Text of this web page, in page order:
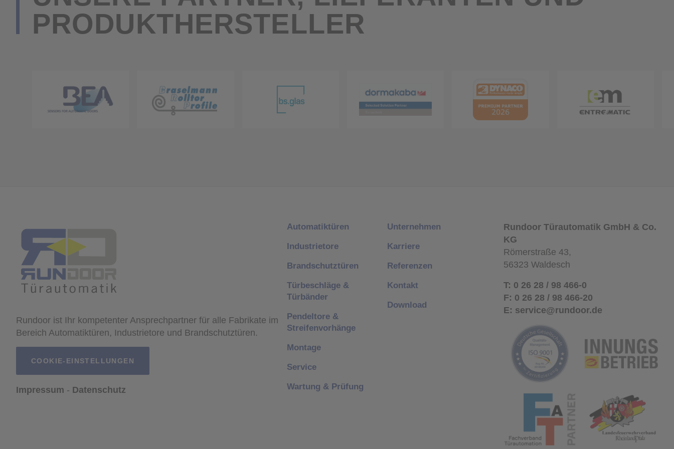
PRODUKTHERSTELLER
Rundoor ist Ihr kompetenter Ansprechpartner für alle Fabrikate im
Bereich Automatiktüren, Industrietore und Brandschutztüren.
COOKIE-EINSTELLUNGEN
Impressum Datenschutz
Automatiktüren
Industrietore
Brandschutztüren
Türbeschläge &
Türbänder
Pendeltore &
Streifenvorhänge
Montage
Service
Wartung & Prüfung
Unternehmen
Karriere
Referenzen
Kontakt
Download
Rundoor Türautomatik GmbH & Co.
KG
Römerstraße 43,
56323 Waldesch
T: 0 26 28 / 98 466-0
F: 0 26 28 / 98 466-20
E: service@rundoor.de